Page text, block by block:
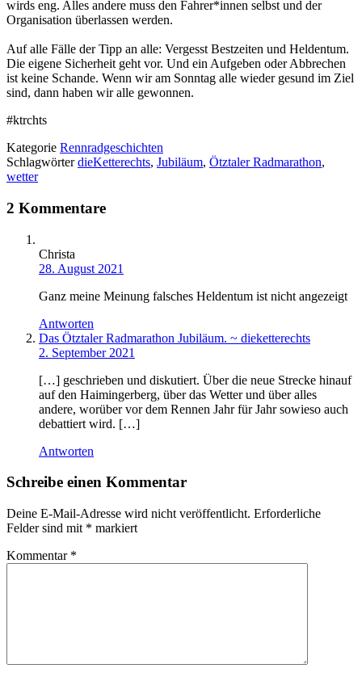
wirds eng. Alles andere muss den Fahrer*innen selbst und der
Organisation überlassen werden.
Auf alle Fälle der Tipp an alle: Vergesst Bestzeiten und Heldentum.
Die eigene Sicherheit geht vor. Und ein Aufgeben oder Abbrechen
ist keine Schande. Wenn wir am Sonntag alle wieder gesund im Ziel
sind, dann haben wir alle gewonnen.
#ktrchts
Kategorie Rennradgeschichten
SchlagwörterdieKetterechts, Jubiläum, Ötztaler Radmarathon,
wetter
2 Kommentare
Christa
28. August 2021
Ganz meine Meinung falsches Heldentum ist nicht angezeigt
Antworten
Das Ötztaler Radmarathon Jubiläum. ~ dieketterechts
2. September 2021
[…] geschrieben und diskutiert. Über die neue Strecke hinauf
auf den Haimingerberg, über das Wetter und über alles
andere, worüber vor dem Rennen Jahr für Jahr sowieso auch
debattiert wird. […]
Antworten
Schreibe einen Kommentar
Deine E-Mail-Adresse wird nicht veröffentlicht. Erforderliche
Felder sind mit * markiert
Kommentar *